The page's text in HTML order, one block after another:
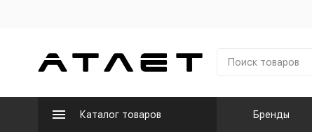
Каталог товаров Бренды